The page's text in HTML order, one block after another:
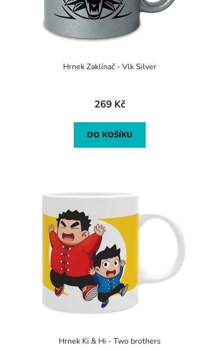
Hrnek Zaklínač - Vlk Silver
269 Kč
DO KOŠÍKU
Hrnek Ki & Hi - Two brothers